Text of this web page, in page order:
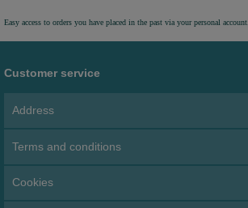
Easy access to orders you have placed in the past via your personal account.
Customer service
Address
Terms and conditions
Cookies